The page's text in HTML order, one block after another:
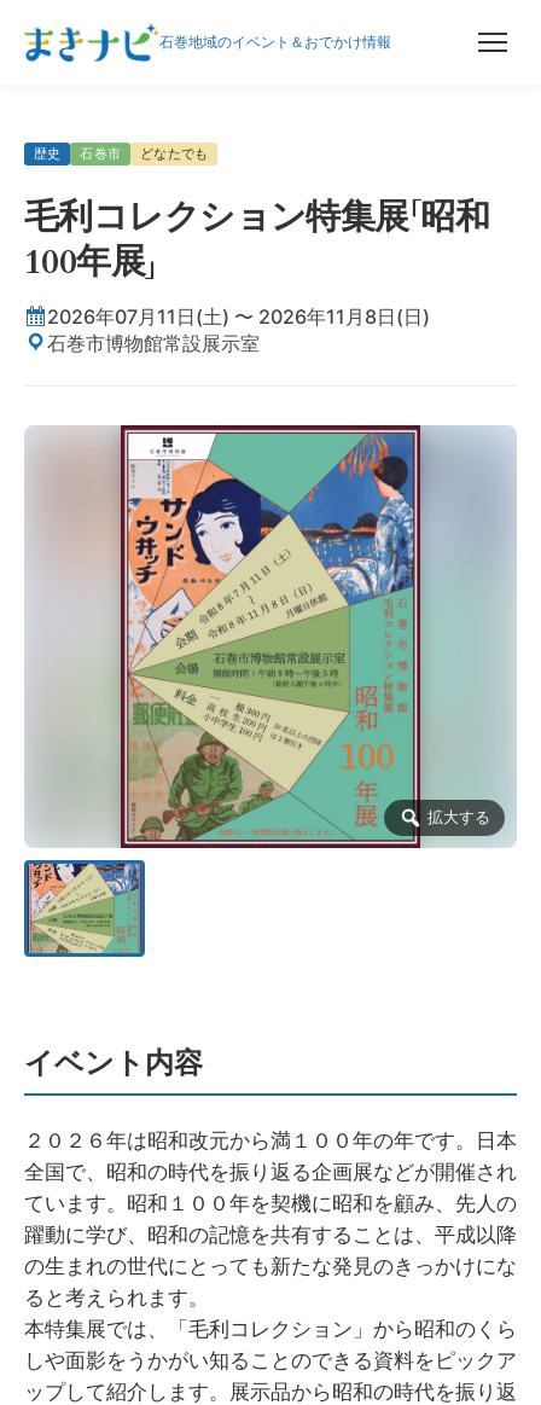
石巻地域のイベント＆おでかけ情報
歴史 石巻市 どなたでも
毛利コレクション特集展「昭和
100年展」
2026年07月11日(土) 〜 2026年11月8日(日)
石巻市博物館常設展示室
拡大する
イベント内容
２０２６年は昭和改元から満１００年の年です。日本
全国で、昭和の時代を振り返る企画展などが開催され
ています。昭和１００年を契機に昭和を顧み、先人の
躍動に学び、昭和の記憶を共有することは、平成以降
の生まれの世代にとっても新たな発見のきっかけにな
ると考えられます。
本特集展では、「毛利コレクション」から昭和のくら
しや面影をうかがい知ることのできる資料をピックア
ップして紹介します。展示品から昭和の時代を振り返